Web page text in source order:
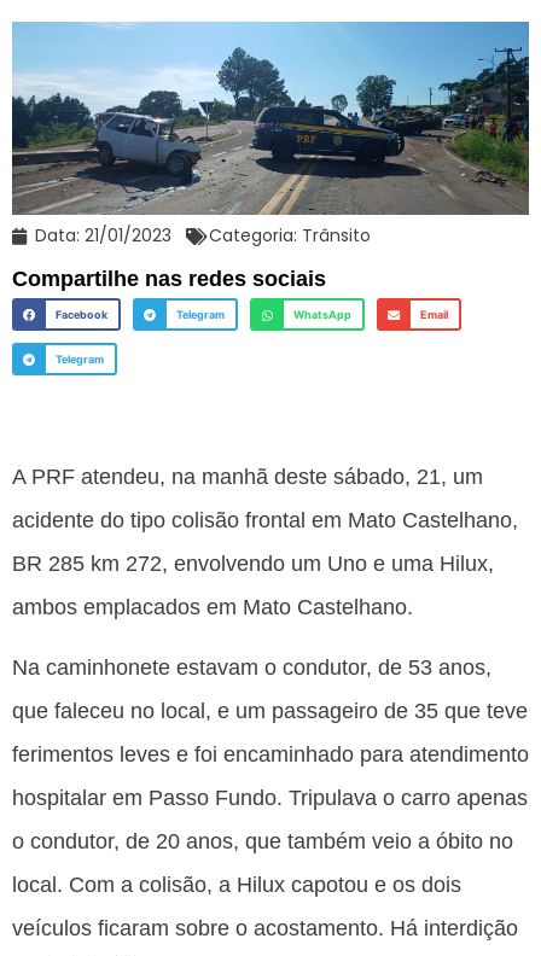
Data: 21/01/2023 Categoria: Trânsito
Compartilhe nas redes sociais
Facebook Telegram WhatsApp Email
Telegram
A PRF atendeu, na manhã deste sábado, 21, um
acidente do tipo colisão frontal em Mato Castelhano,
BR 285 km 272, envolvendo um Uno e uma Hilux,
ambos emplacados em Mato Castelhano.
Na caminhonete estavam o condutor, de 53 anos,
que faleceu no local, e um passageiro de 35 que teve
ferimentos leves e foi encaminhado para atendimento
hospitalar em Passo Fundo. Tripulava o carro apenas
o condutor, de 20 anos, que também veio a óbito no
local. Com a colisão, a Hilux capotou e os dois
veículos ficaram sobre o acostamento. Há interdição